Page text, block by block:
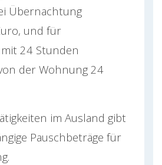
Übernachtung
und für
24 Stunden
der Wohnung 24
im Ausland gibt
Pauschbeträge für